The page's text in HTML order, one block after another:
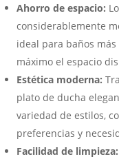
Ahorro de espacio:
considerablemente
ideal para baños
máximo el espacio
Estética moderna:
plato de ducha
variedad de estilos,
preferencias y
Facilidad de limpieza: